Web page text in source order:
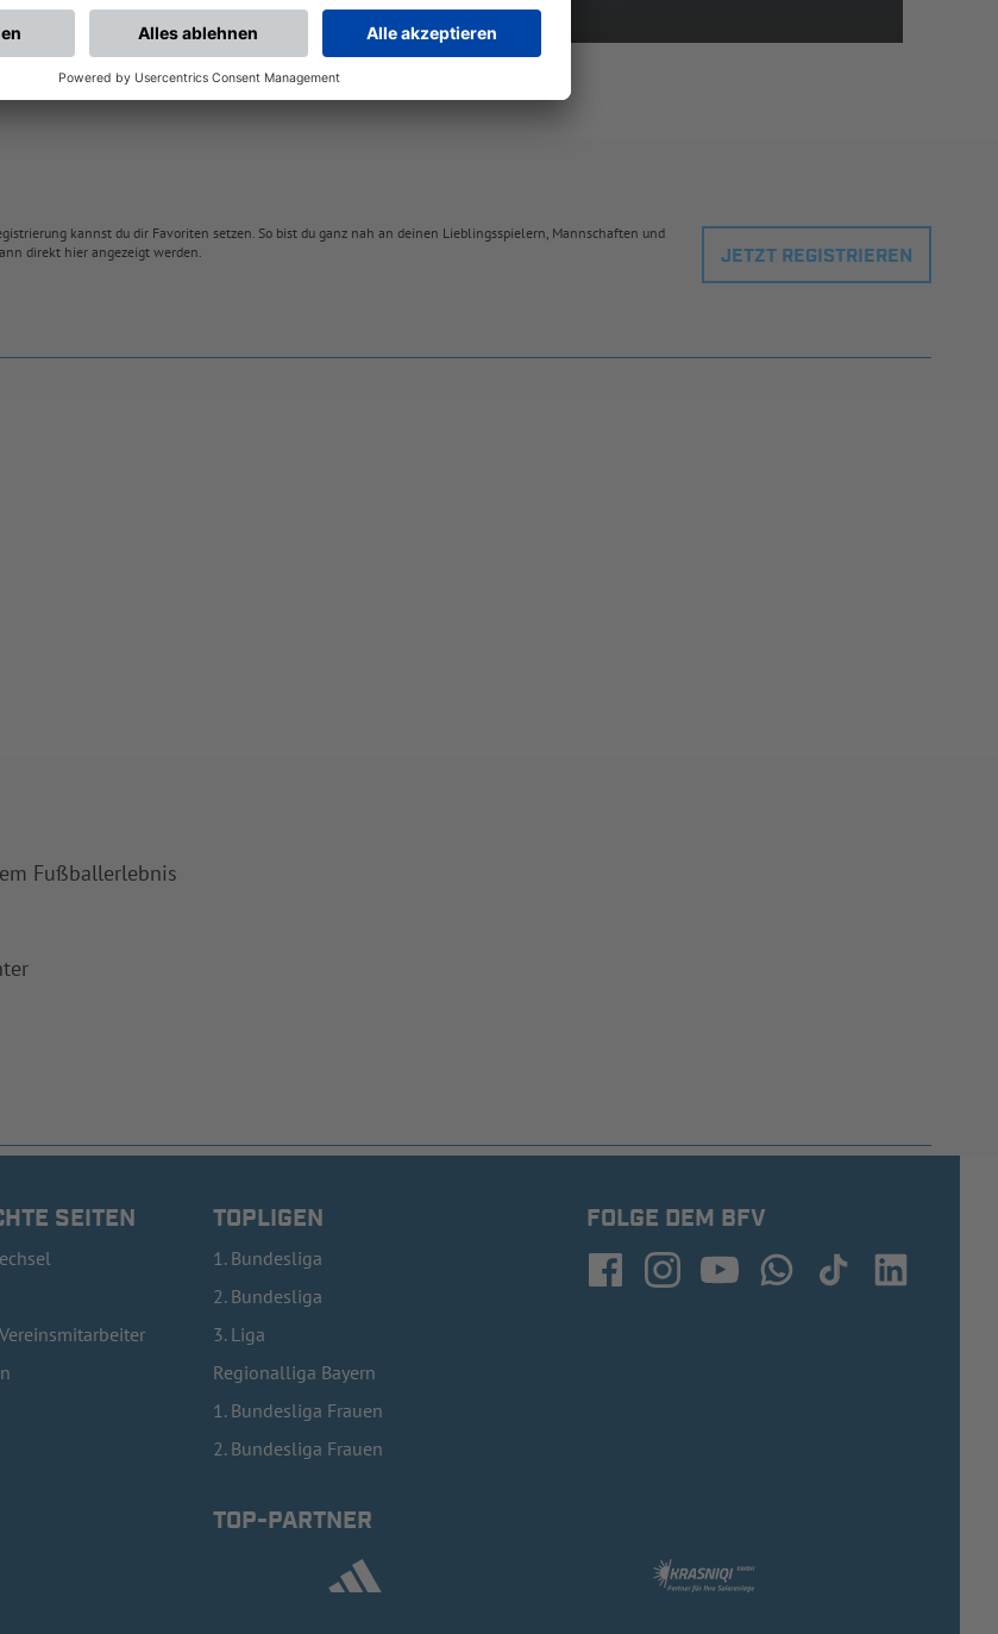
DEN BFV-WHATSAPP-KANAL!
kannst du dir Favoriten setzen. So bist du ganz nah an deinen Lieblingsspielern, Mannschaften und
direkt hier angezeigt werden.
JETZT REGISTRIEREN
Fußballerlebnis
SEITEN TOPLIGEN
1. Bundesliga
2. Bundesliga
3. Liga
Regionalliga Bayern
1. Bundesliga Frauen
2. Bundesliga Frauen
FOLGE DEM BFV
TOP-PARTNER